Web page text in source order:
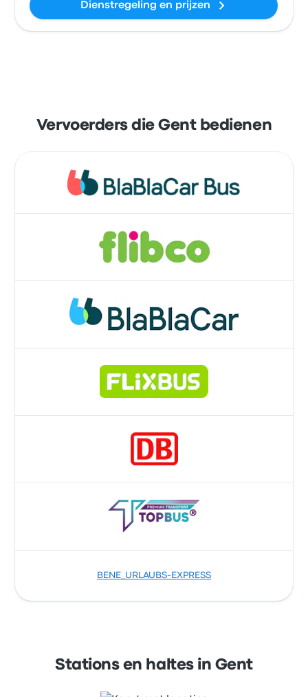
Dienstregeling en prijzen
Vervoerders die Gent bedienen
BENE_URLAUBS-EXPRESS
Stations en haltes in Gent